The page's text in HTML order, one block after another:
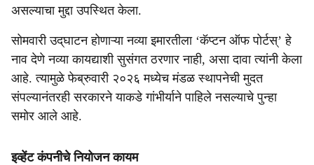
असल्याचा मुद्दा उपस्थित केला.
सोमवारी उद्‌घाटन होणाऱ्या नव्या इमारतीला ‘कॅप्टन ऑफ पोर्टस्‌’ हे
नाव देणे नव्या कायद्याशी सुसंगत ठरणार नाही, असा दावा त्यांनी केला
आहे. त्यामुळे फेब्रुवारी २०२६ मध्येच मंडळ स्थापनेची मुदत
संपल्यानंतरही सरकारने याकडे गांभीर्याने पाहिले नसल्याचे पुन्हा
समोर आले आहे.
इव्हेंट कंपनीचे नियोजन कायम